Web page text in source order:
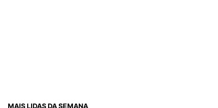
MAIS LIDAS DA SEMANA